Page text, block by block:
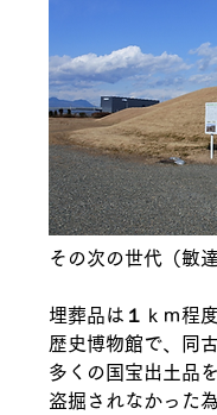
その次の世代（敏
埋葬品は１ｋｍ程
歴史博物館で、同
多くの国宝出土品
盗掘されなかった